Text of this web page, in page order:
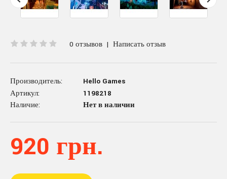
0 отзывов | Написать отзыв
Производитель:
Hello Games
Артикул:
1198218
Наличие:
Нет в наличии
920 грн.